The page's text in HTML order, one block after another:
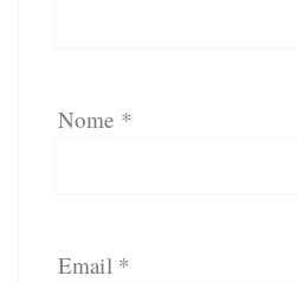
Nome *
Email *